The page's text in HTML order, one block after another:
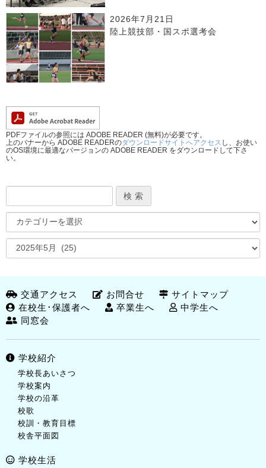
2026年7月21日
陸上競技部・国スポ選考会
PDFファイルの参照には ADOBE READER (無料)が必要です。
上のバナーから ADOBE READERのダウンロードサイトへアクセス し、お使い
のOS環境に最適なバージョンの ADOBE READER をダウンロードして下さ
い。
交通アクセス お問合せ
サイトマップ
在校生･保護者へ
卒業生へ
中学生へ
同窓会
学校紹介
学校長あいさつ
学校案内
学校の沿革
校歌
校訓・教育目標
校舎平面図
学校生活